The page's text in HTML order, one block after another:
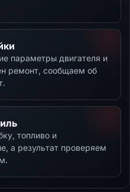
параметры двигателя и
ремонт, сообщаем об
топливо и
а результат проверяем